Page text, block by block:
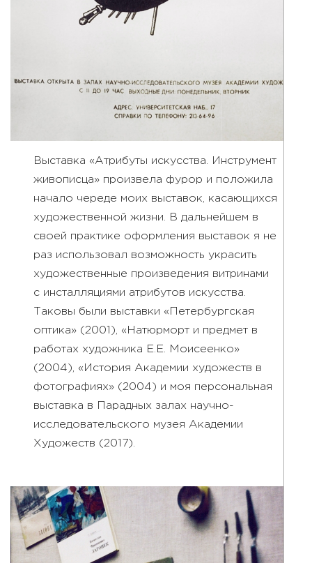
Выставка «Атрибуты искусства. Инструмент
живописца» произвела фурор и положила
начало череде моих выставок, касающихся
художественной жизни. В дальнейшем в
своей практике оформления выставок я не
раз использовал возможность украсить
художественные произведения витринами
с инсталляциями атрибутов искусства.
Таковы были выставки «Петербургская
оптика» (2001), «Натюрморт и предмет в
работах художника Е.Е. Моисеенко»
(2004), «История Академии художеств в
фотографиях» (2004) и моя персональная
выставка в Парадных залах научно-
исследовательского музея Академии
Художеств (2017).